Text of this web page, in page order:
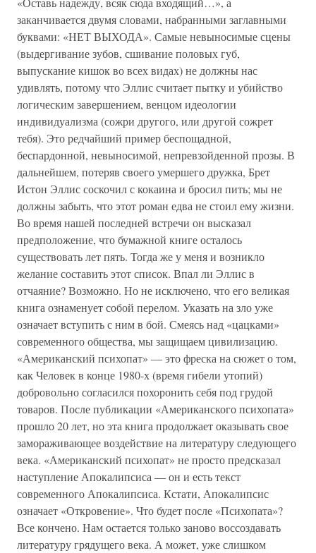
заканчивается двумя словами, набранными заглавными
буквами: «НЕТ ВЫХОДА». Самые невыносимые сцены
(выдергивание зубов, сшивание половых губ,
выпускание кишок во всех видах) не должны нас
удивлять, потому что Эллис считает пытку и убийство
логическим завершением, венцом идеологии
индивидуализма (сожри другого, или другой сожрет
тебя). Это редчайший пример беспощадной,
беспардонной, невыносимой, непревзойденной прозы. В
дальнейшем, потеряв своего умершего дружка, Брет
Истон Эллис соскочил с кокаина и бросил пить; мы не
должны забыть, что этот роман едва не стоил ему жизни.
Во время нашей последней встречи он высказал
предположение, что бумажной книге осталось
существовать лет пять. Тогда же у меня и возникло
желание составить этот список. Впал ли Эллис в
отчаяние? Возможно. Но не исключено, что его великая
книга ознаменует собой перелом. Указать на зло уже
означает вступить с ним в бой. Смеясь над «цацками»
современного общества, мы защищаем цивилизацию.
«Американский психопат» — это фреска на сюжет о том,
как Человек в конце 1980-х (время гибели утопий)
добровольно согласился похоронить себя под грудой
товаров. После публикации «Американского психопата»
прошло 20 лет, но эта книга продолжает оказывать свое
замораживающее воздействие на литературу следующего
века. «Американский психопат» не просто предсказал
наступление Апокалипсиса — он и есть текст
современного Апокалипсиса. Кстати, Апокалипсис
означает «Откровение». Что будет после «Психопата»?
Все кончено. Нам остается только заново воссоздавать
литературу грядущего века. А может, уже слишком